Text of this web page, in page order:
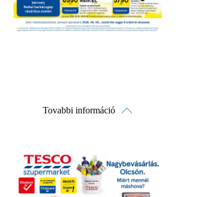
Tovabbi információ
Online megtekintés